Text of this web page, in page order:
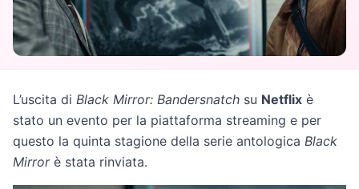
L’uscita di Black Mirror: Bandersnatch su Netflix è
stato un evento per la piattaforma streaming e per
questo la quinta stagione della serie antologica Black
Mirrorè stata rinviata.